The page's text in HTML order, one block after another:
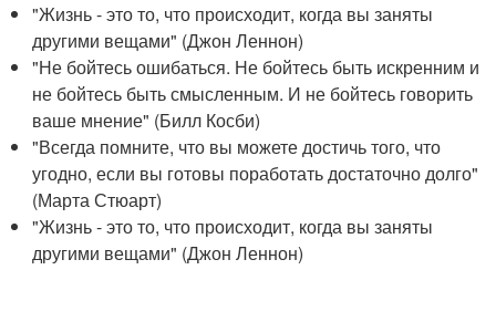
"Жизнь - это то, что происходит, когда вы заняты
другими вещами" (Джон Леннон)
"Не бойтесь ошибаться. Не бойтесь быть искренним и
не бойтесь быть смысленным. И не бойтесь говорить
ваше мнение" (Билл Косби)
"Всегда помните, что вы можете достичь того, что
угодно, если вы готовы поработать достаточно долго"
(Марта Стюарт)
"Жизнь - это то, что происходит, когда вы заняты
другими вещами" (Джон Леннон)